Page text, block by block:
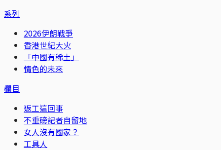
系列
2026伊朗戰爭
香港世紀大火
「中國有稀土」
情色的未來
欄目
返工這回事
不重磅記者自留地
女人沒有國家？
工具人